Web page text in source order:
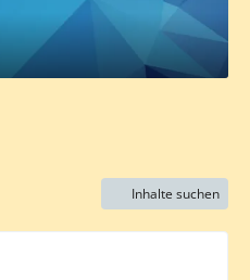
Inhalte suchen